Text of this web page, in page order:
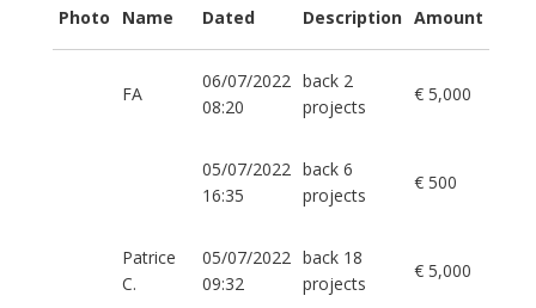
Photo Name Dated Description Amount
FA
06/07/2022
08:20
back 2
projects
€ 5,000
05/07/2022
16:35
back 6
projects
€ 500
Patrice
C.
05/07/2022
09:32
back 18
projects
€ 5,000